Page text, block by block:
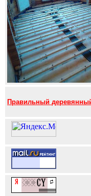
Правильный